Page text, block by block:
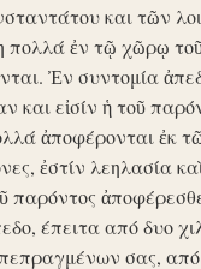
και τῶν
ἐν τῷ χῶρῳ
Ἐν συντομία
και εἰσίν ἡ τοῦ
ἀποφέρονται ἐκ
ἐστίν λεηλασία
παρόντος
έπειτα από δυο
σας, από